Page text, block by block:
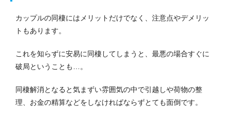
カップルの同棲にはメリットだけでなく、注意点やデメリッ
トもあります。
これを知らずに安易に同棲してしまうと、最悪の場合すぐに
破局ということも…。
同棲解消となると気まずい雰囲気の中で引越しや荷物の整
理、お金の精算などをしなければならずとても面倒です。